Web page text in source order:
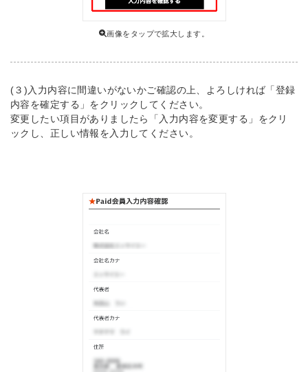
画像をタップで拡大します。
(３)入力内容に間違いがないかご確認の上、よろしければ「登録
内容を確定する」をクリックしてください。
変更したい項目がありましたら「入力内容を変更する」をクリ
ックし、正しい情報を入力してください。